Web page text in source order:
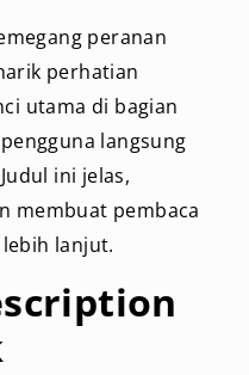
peranan
perhatian
utama di bagian
langsung
Judul ini jelas,
membuat pembaca
lanjut.